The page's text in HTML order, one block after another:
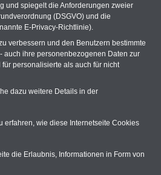
Klinikverzeichnis
gibt ihnen Orientierung
Reha. Sie können auch
finden zudem
und spiegelt die Anforderungen zweier
(DSGVO) und die
E-Privacy-Richtlinie).
verbessern und den Benutzern bestimmte
auch ihre personenbezogenen Daten zur
personalisierte als auch für nicht
dazu weitere Details in der
erfahren, wie diese Internetseite Cookies
die Erlaubnis, Informationen in Form von